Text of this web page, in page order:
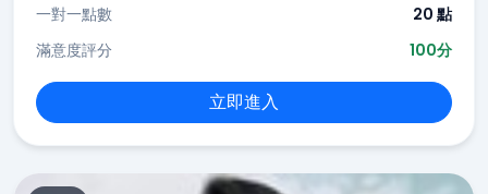
一對一點數
20 點
滿意度評分
100分
立即進入